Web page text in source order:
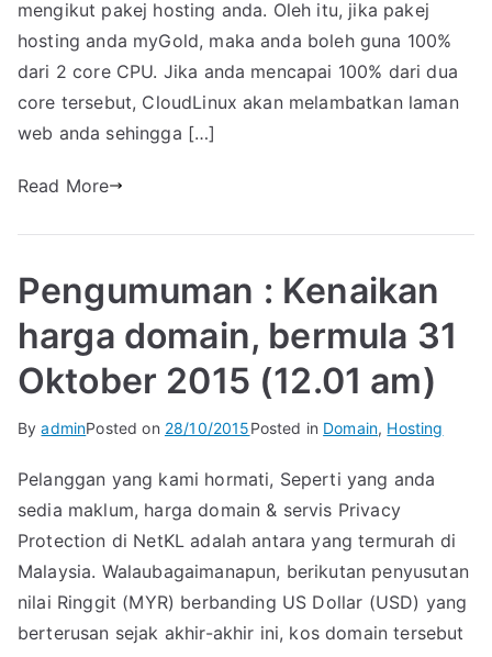
mengikut pakej hosting anda. Oleh itu, jika pakej
hosting anda myGold, maka anda boleh guna 100%
dari 2 core CPU. Jika anda mencapai 100% dari dua
core tersebut, CloudLinux akan melambatkan laman
web anda sehingga […]
Read More
Pengumuman : Kenaikan
harga domain, bermula 31
Oktober 2015 (12.01 am)
ByadminPosted on 28/10/2015Posted in Domain, Hosting
Pelanggan yang kami hormati, Seperti yang anda
sedia maklum, harga domain & servis Privacy
Protection di NetKL adalah antara yang termurah di
Malaysia. Walaubagaimanapun, berikutan penyusutan
nilai Ringgit (MYR) berbanding US Dollar (USD) yang
berterusan sejak akhir-akhir ini, kos domain tersebut